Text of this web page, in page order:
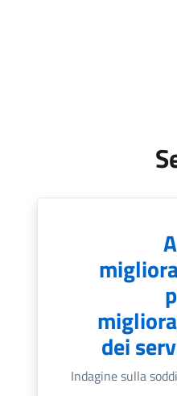
dei
Indagine sulla